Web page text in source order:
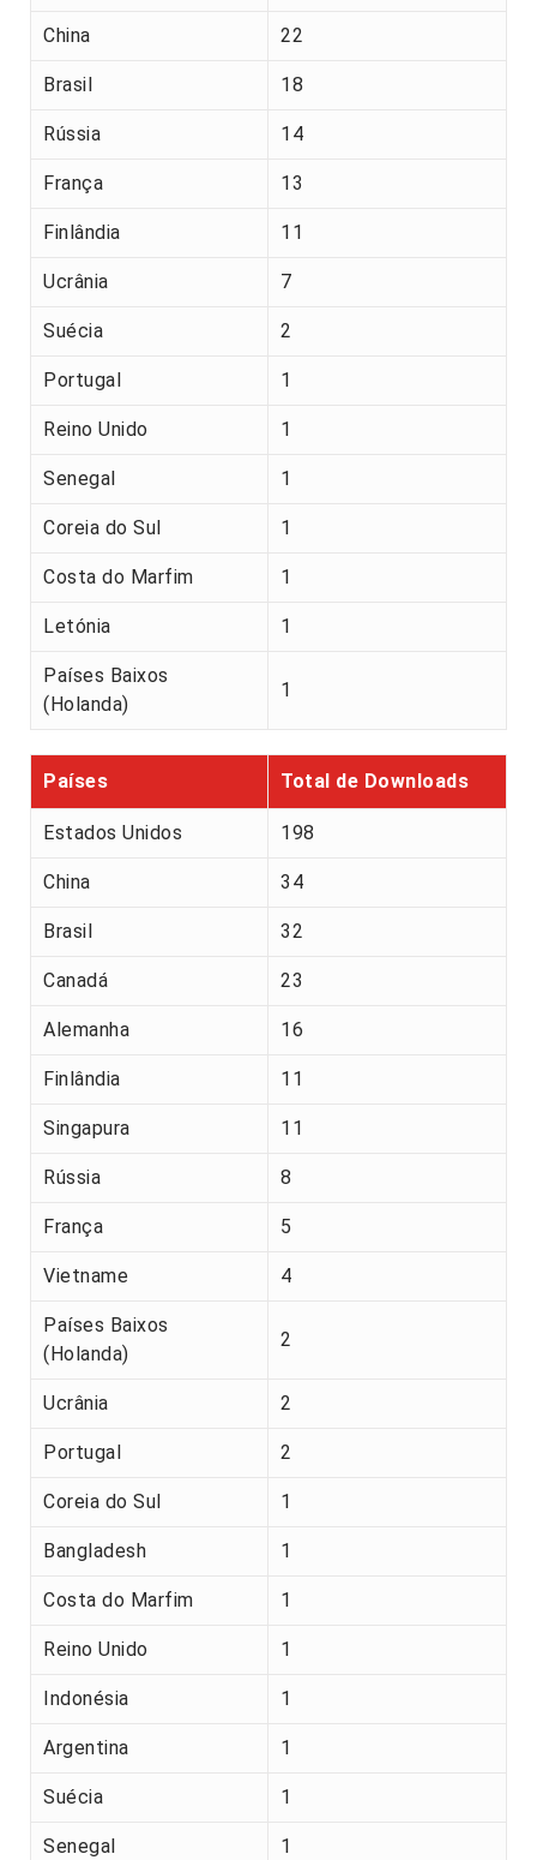
China 22
Brasil 18
Rússia 14
França 13
Finlândia 11
Ucrânia 7
Suécia 2
Portugal 1
Reino Unido 1
Senegal 1
Coreia do Sul 1
Costa do Marfim 1
Letónia 1
Países Baixos
(Holanda)
1
Países Total de Downloads
Estados Unidos 198
China 34
Brasil 32
Canadá 23
Alemanha 16
Finlândia 11
Singapura 11
Rússia 8
França 5
Vietname 4
Países Baixos
(Holanda)
2
Ucrânia 2
Portugal 2
Coreia do Sul 1
Bangladesh 1
Costa do Marfim 1
Reino Unido 1
Indonésia 1
Argentina 1
Suécia 1
Senegal 1